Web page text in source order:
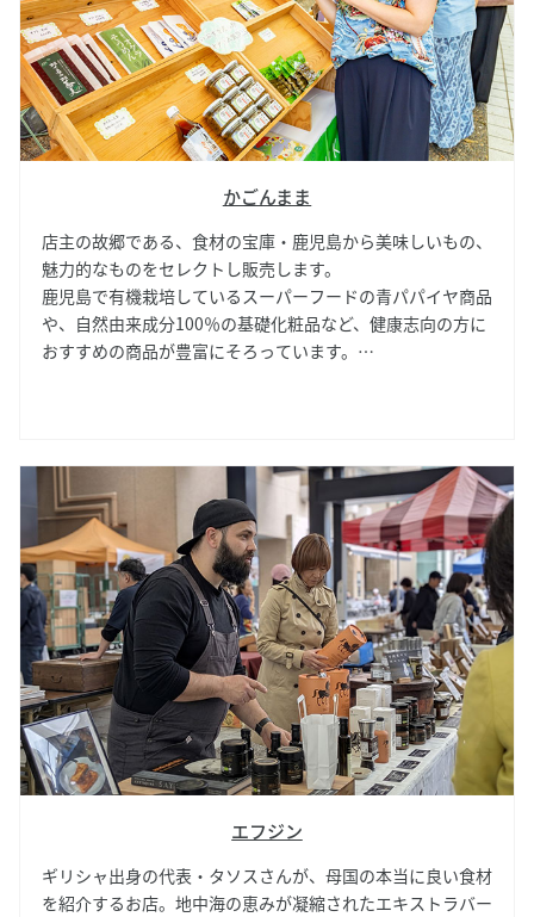
かごんまま
店主の故郷である、食材の宝庫・鹿児島から美味しいもの、
魅力的なものをセレクトし販売します。
鹿児島で有機栽培しているスーパーフードの青パパイヤ商品
や、自然由来成分100％の基礎化粧品など、健康志向の方に
おすすめの商品が豊富にそろっています。
エフジン
ギリシャ出身の代表・タソスさんが、母国の本当に良い食材
を紹介するお店。地中海の恵みが凝縮されたエキストラバー